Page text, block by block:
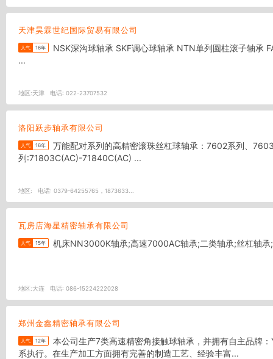
天津昊霖世纪国际贸易有限公司
人气 16年
...
地区:天津 电话: 022-23707532
洛阳跃步轴承有限公司
人气 16年
列:71803C(AC)-71840C(AC) ...
地区: 电话: 0379-64255765，1873633...
瓦房店海星精密轴承有限公司
人气 15年 机床NN3000K轴承;高速7000AC轴承;二类轴承;丝杠轴
地区:大连 电话: 086-15224222028
郑州金鑫精密轴承有限公司
人气 12年
系执行。在生产加工方面拥有完善的制造工艺、经验丰富...